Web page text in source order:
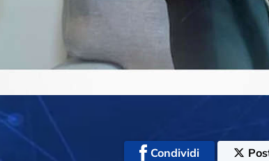
Condividi